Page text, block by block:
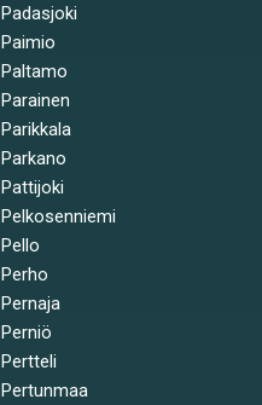
Padasjoki
Paimio
Paltamo
Parainen
Parikkala
Parkano
Pattijoki
Pelkosenniemi
Pello
Perho
Pernaja
Perniö
Pertteli
Pertunmaa